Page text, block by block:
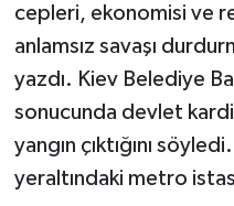
cepleri, ekonomisi ve
anlamsız savaşı
yazdı. Kiev Belediye
sonucunda devlet
yangın çıktığını
yeraltındaki metro